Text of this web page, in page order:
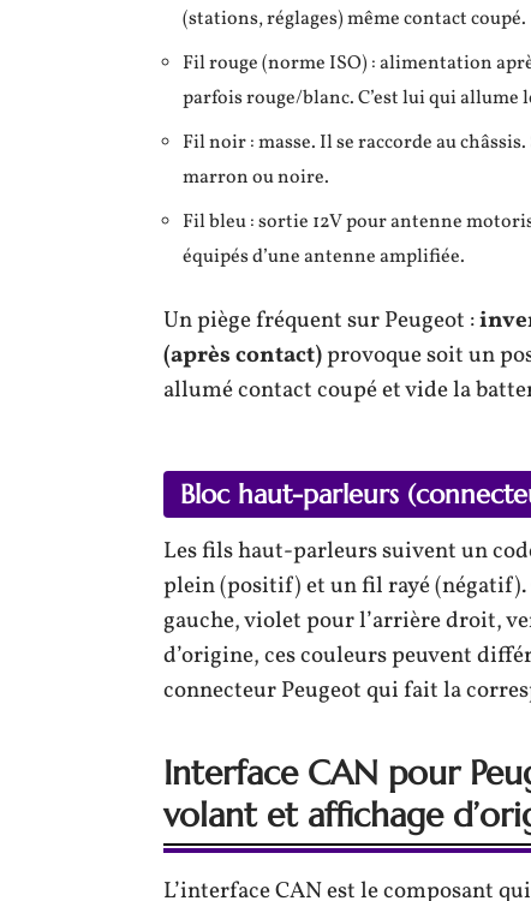
(stations, réglages) même contact coupé.
Fil rouge (norme ISO) : alimentation
parfois rouge/blanc. C’est lui qui allume
Fil noir : masse. Il se raccorde au
marron ou noire.
Fil bleu : sortie 12V pour antenne
équipés d’une antenne amplifiée.
Un piège fréquent sur Peugeot :
(après contact)provoque soit un
allumé contact coupé et vide la
Bloc haut-parleurs
Les fils haut-parleurs suivent un
plein (positif) et un fil rayé (négatif).
gauche, violet pour l’arrière droit,
d’origine, ces couleurs peuvent
connecteur Peugeot qui fait la
Interface CAN pour
volant et affichage
L’interface CAN est le composant